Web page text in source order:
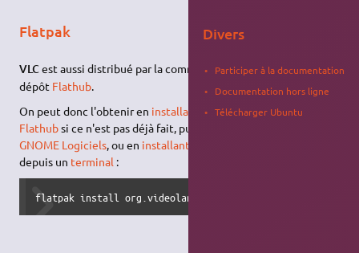
Flatpak
VLCest aussi distribué par la communauté3)enFlatpaksur le
dépôt Flathub.
On peut donc l'obtenir en installant Flatpakavec ledépôt
Flathubsi ce n'est pas déjà fait, puis en installant
GNOME Logiciels, ou en installant le paquet
depuis un terminal :
flatpak install org.videolan.VLC
Divers
Participer à la documentation
Documentation hors ligne
Télécharger Ubuntu